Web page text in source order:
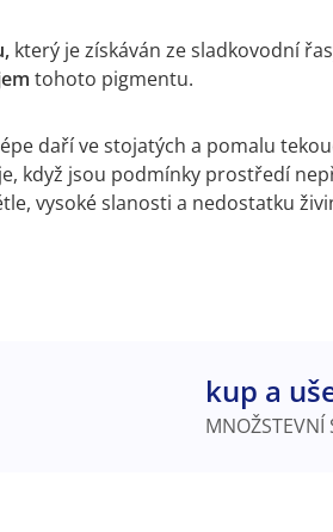
který je získáván ze sladkovodní
tohoto pigmentu.
daří ve stojatých a pomalu
když jsou podmínky prostředí
vysoké slanosti a nedostatku
kup a
MNOŽSTEVNÍ